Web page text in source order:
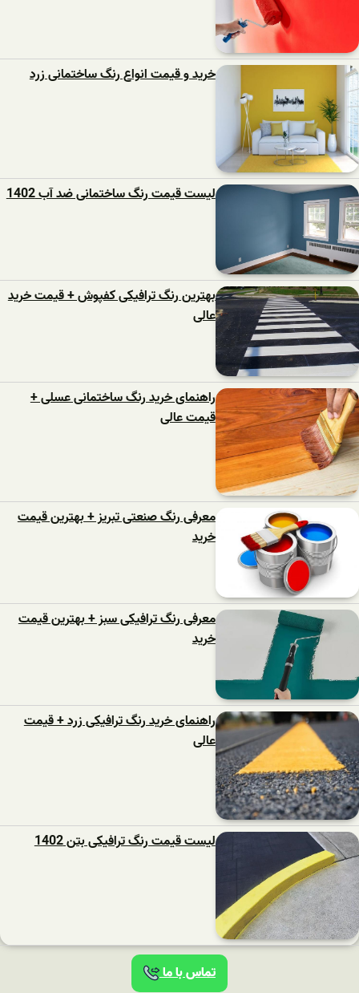
خرید و قیمت انواع رنگ ساختمانی زرد
لیست قیمت رنگ ساختمانی ضد آب 1402
بهترین رنگ ترافیکی کفپوش + قیمت خرید
عالی
راهنمای خرید رنگ ساختمانی عسلی +
قیمت عالی
معرفی رنگ صنعتی تبریز + بهترین قیمت
خرید
معرفی رنگ ترافیکی سبز + بهترین قیمت
خرید
راهنمای خرید رنگ ترافیکی زرد + قیمت
عالی
لیست قیمت رنگ ترافیکی بتن 1402
تماس با ما